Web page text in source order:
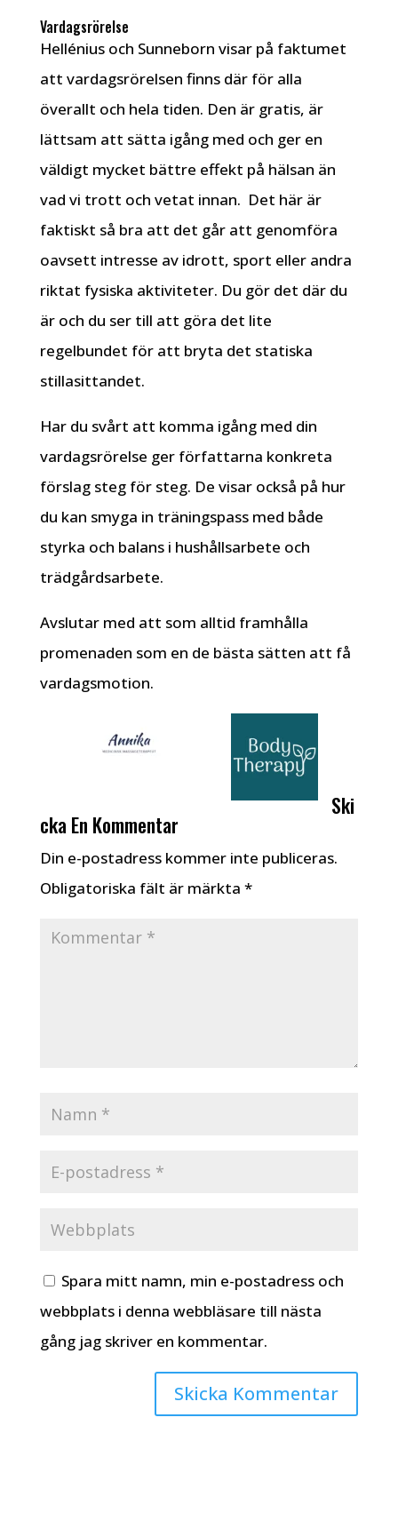
Vardagsrörelse
Hellénius och Sunneborn visar på faktumet
att vardagsrörelsen finns där för alla
överallt och hela tiden. Den är gratis, är
lättsam att sätta igång med och ger en
väldigt mycket bättre effekt på hälsan än
vad vi trott och vetat innan. Det här är
faktiskt så bra att det går att genomföra
oavsett intresse av idrott, sport eller andra
riktat fysiska aktiviteter. Du gör det där du
är och du ser till att göra det lite
regelbundet för att bryta det statiska
stillasittandet.
Har du svårt att komma igång med din
vardagsrörelse ger författarna konkreta
förslag steg för steg. De visar också på hur
du kan smyga in träningspass med både
styrka och balans i hushållsarbete och
trädgårdsarbete.
Avslutar med att som alltid framhålla
promenaden som en de bästa sätten att få
vardagsmotion.
Ski
cka En Kommentar
Din e-postadress kommer inte publiceras.
Obligatoriska fält är märkta *
Spara mitt namn, min e-postadress och
webbplats i denna webbläsare till nästa
gång jag skriver en kommentar.